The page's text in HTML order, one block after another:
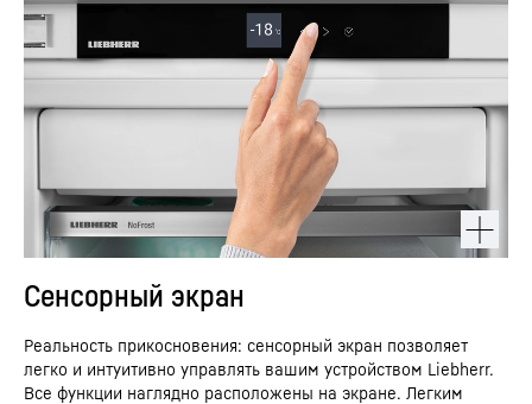
Сенсорный экран
Реальность прикосновения: сенсорный экран позволяет
легко и интуитивно управлять вашим устройством Liebherr.
Все функции наглядно расположены на экране. Легким